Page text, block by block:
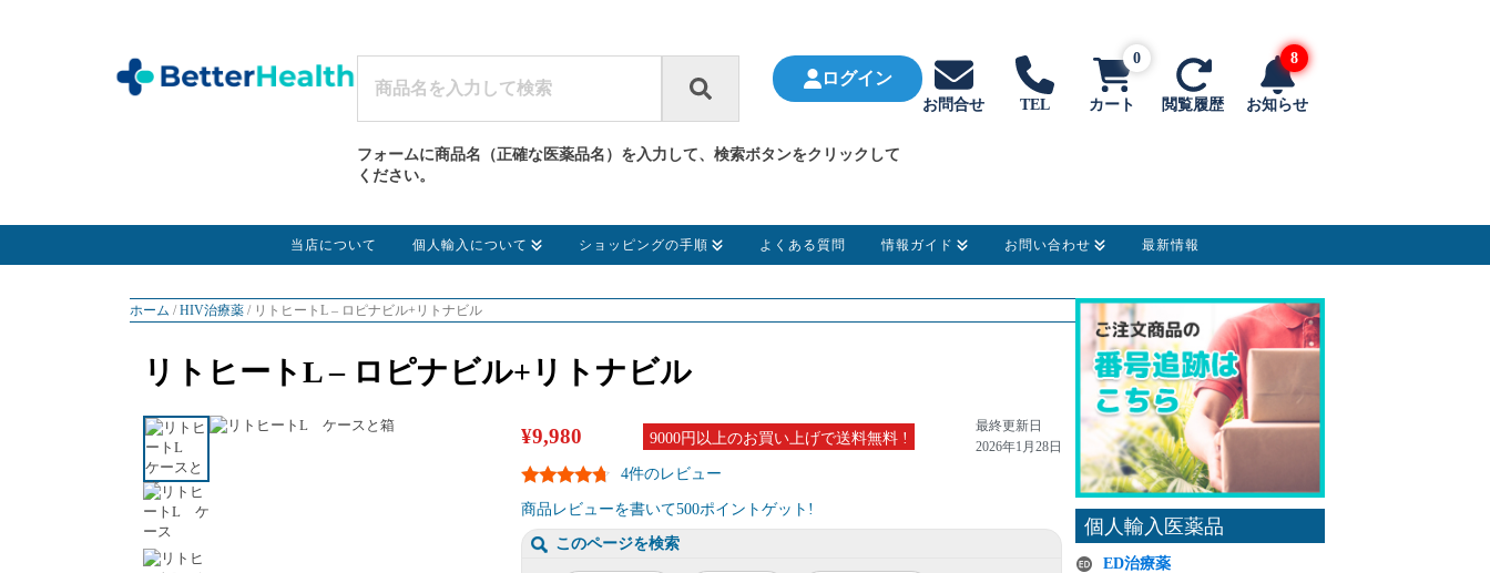
ログイン
フォームに商品名（正確な医薬品名）を入力して、検索ボタンをクリックして
ください。
お問合せ TEL カート
0
閲覧履歴 お知らせ
8
当店について 個人輸入について ショッピングの手順 よくある質問 情報ガイド お問い合わせ 最新情報
ホーム /HIV治療薬 / リトヒートL – ロピナビル+リトナビル
リトヒートL – ロピナビル+リトナビル
¥9,980 9000円以上のお買い上げで送料無料 !
最終更新日
2026年1月28日
4件のレビュー
商品レビューを書いて500ポイントゲット!
このページを検索
個人輸入医薬品
ED治療薬